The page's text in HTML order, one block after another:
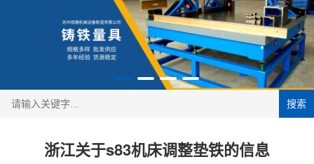
搜索
浙江关于s83机床调整垫铁的信息